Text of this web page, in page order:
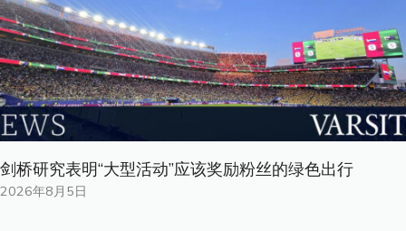
剑桥研究表明“大型活动”应该奖励粉丝的绿色出行
2026年8月5日